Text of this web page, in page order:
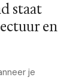
staat
en
je